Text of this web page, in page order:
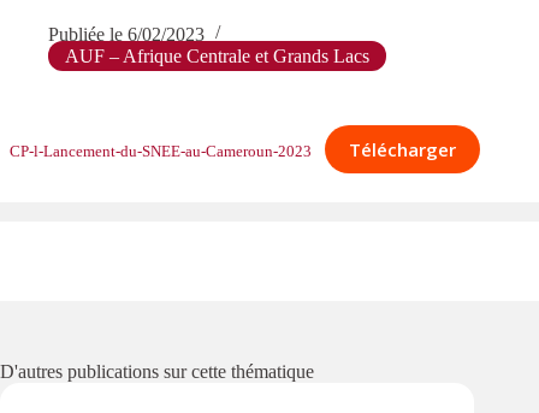
Publiée le 6/02/2023
AUF – Afrique Centrale et Grands Lacs
CP-l-Lancement-du-SNEE-au-Cameroun-2023 Télécharger
D'autres publications sur cette thématique